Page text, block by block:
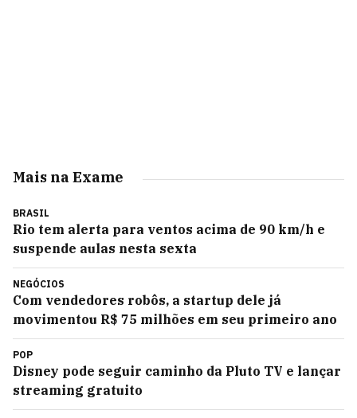
Mais na Exame
BRASIL
Rio tem alerta para ventos acima de 90 km/h e
suspende aulas nesta sexta
NEGÓCIOS
Com vendedores robôs, a startup dele já
movimentou R$ 75 milhões em seu primeiro ano
POP
Disney pode seguir caminho da Pluto TV e lançar
streaming gratuito